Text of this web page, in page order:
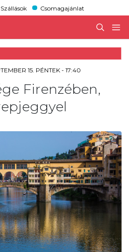
Szállások Csomagajánlat
15. PÉNTEK - 17:40
Firenzében,